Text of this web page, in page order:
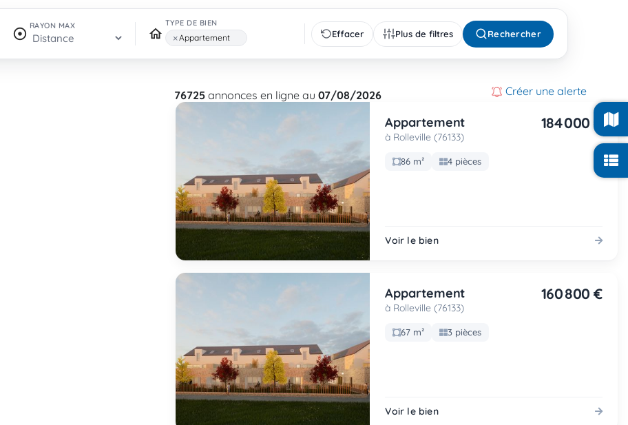
RAYON MAX TYPE DE BIEN
×Appartement Effacer Plus de filtres Rechercher
76725 annonces en ligne au07/08/2026 Créer une alerte
Appartement
à Rolleville (76133)
184 000 €
86 m² 4 pièces
Voir le bien
Appartement
à Rolleville (76133)
160 800 €
67 m² 3 pièces
Voir le bien